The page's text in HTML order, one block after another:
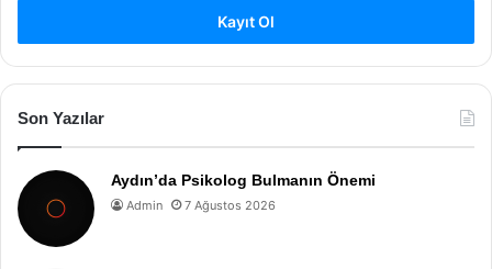
Kayıt Ol
Son Yazılar
Aydın’da Psikolog Bulmanın Önemi
Admin 7 Ağustos 2026